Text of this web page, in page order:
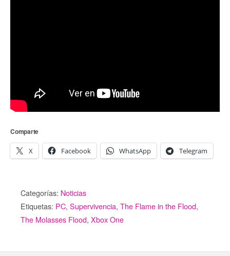
Comparte
X Facebook WhatsApp Telegram
Categorías: Noticias
Etiquetas: PC, Supervivencia, The Flame in the Flood,
The Molasses Flood, Xbox One